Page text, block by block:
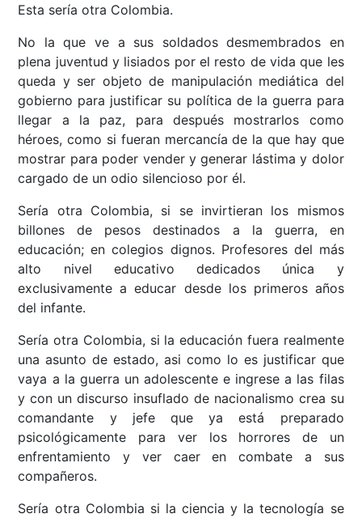
Esta sería otra Colombia.
No la que ve a sus soldados desmembrados en
plena juventud y lisiados por el resto de vida que les
queda y ser objeto de manipulación mediática del
gobierno para justificar su política de la guerra para
llegar a la paz, para después mostrarlos como
héroes, como si fueran mercancía de la que hay que
mostrar para poder vender y generar lástima y dolor
cargado de un odio silencioso por él.
Sería otra Colombia, si se invirtieran los mismos
billones de pesos destinados a la guerra, en
educación; en colegios dignos. Profesores del más
alto nivel educativo dedicados única y
exclusivamente a educar desde los primeros años
del infante.
Sería otra Colombia, si la educación fuera realmente
una asunto de estado, asi como lo es justificar que
vaya a la guerra un adolescente e ingrese a las filas
y con un discurso insuflado de nacionalismo crea su
comandante y jefe que ya está preparado
psicológicamente para ver los horrores de un
enfrentamiento y ver caer en combate a sus
compañeros.
Sería otra Colombia si la ciencia y la tecnología se